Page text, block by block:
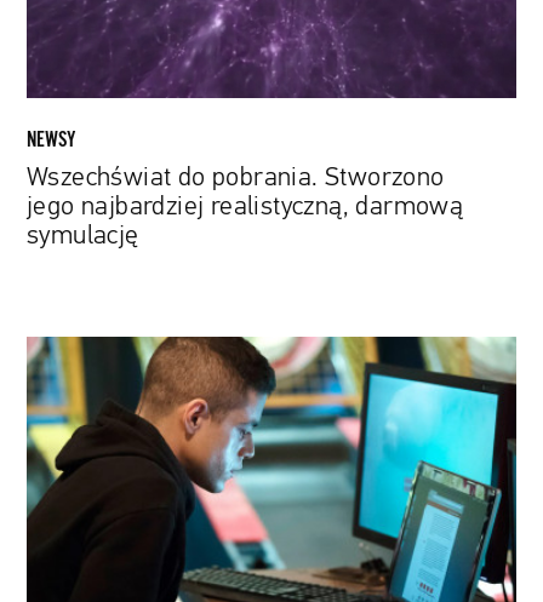
darmową
symulację
NEWSY
Wszechświat do pobrania. Stworzono
jego najbardziej realistyczną, darmową
symulację
Rewolucja
w
świecie
cyberbezpieczeństwa.
Norton
kupuje
Avasta